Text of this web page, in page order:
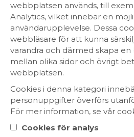
Courriere VSOP
229 kr
webbplatsen används, till
Analytics, vilket innebär en
användarupplevelse. Dessa
webbläsare för att kunna
varandra och därmed skapa
mellan olika sidor och övrigt
webbplatsen.
Cookies i denna kategori
personuppgifter överförs
För mer information, se vår
Cookies för analys